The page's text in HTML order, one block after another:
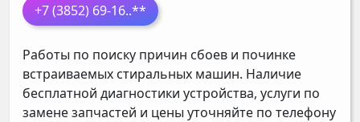
+7 (3852) 69-16..**
Работы по поиску причин сбоев и починке
встраиваемых стиральных машин. Наличие
бесплатной диагностики устройства, услуги по
замене запчастей и цены уточняйте по телефону